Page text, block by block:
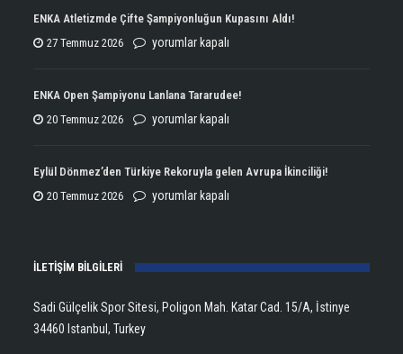
ENKA Atletizmde Çifte Şampiyonluğun Kupasını Aldı!
27 Temmuz 2026
ENKA
Çifte
Şampiyonluğun
yorumlar kapalı
ENKA Open Şampiyonu Lanlana Tararudee!
20 Temmuz 2026
ENKA
Şampiyonu
Lanlana
yorumlar kapalı
Eylül Dönmez’den Türkiye Rekoruyla gelen Avrupa İkinciliği!
20 Temmuz 2026
Eylül
Rekoruyla
Avrupa
yorumlar kapalı
İLETİŞİM BİLGİLERİ
Sadi Gülçelik Spor Sitesi, Poligon Mah. Katar Cad. 15/A, İstinye
34460 Istanbul, Turkey